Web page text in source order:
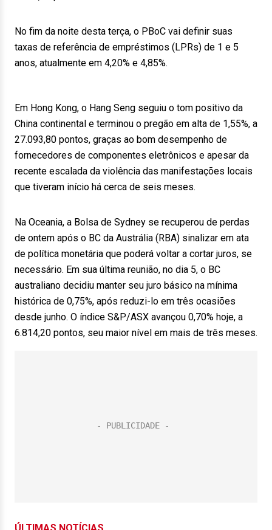
No fim da noite desta terça, o PBoC vai definir suas
taxas de referência de empréstimos (LPRs) de 1 e 5
anos, atualmente em 4,20% e 4,85%.
Em Hong Kong, o Hang Seng seguiu o tom positivo da
China continental e terminou o pregão em alta de 1,55%, a
27.093,80 pontos, graças ao bom desempenho de
fornecedores de componentes eletrônicos e apesar da
recente escalada da violência das manifestações locais
que tiveram início há cerca de seis meses.
Na Oceania, a Bolsa de Sydney se recuperou de perdas
de ontem após o BC da Austrália (RBA) sinalizar em ata
de política monetária que poderá voltar a cortar juros, se
necessário. Em sua última reunião, no dia 5, o BC
australiano decidiu manter seu juro básico na mínima
histórica de 0,75%, após reduzi-lo em três ocasiões
desde junho. O índice S&P/ASX avançou 0,70% hoje, a
6.814,20 pontos, seu maior nível em mais de três meses.